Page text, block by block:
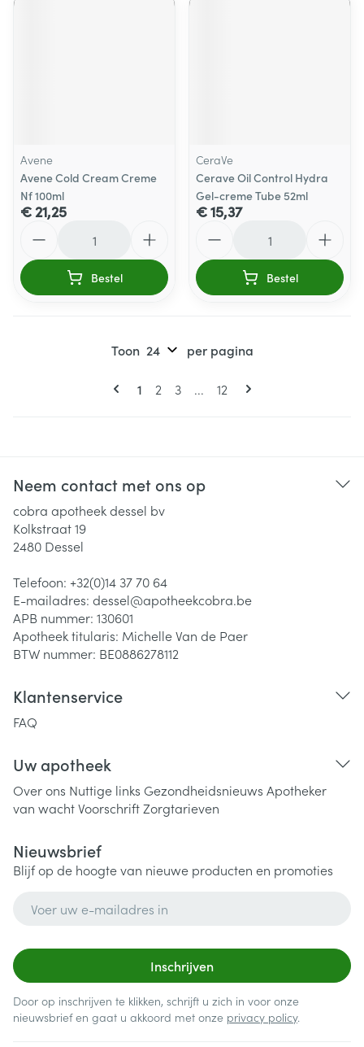
Avene
Avene Cold Cream Creme
Nf 100ml
€ 21,25
Bestel
CeraVe
Cerave Oil Control Hydra
Gel-creme Tube 52ml
€ 15,37
Bestel
Pagina's
U lees momenteel pagina
1 Pagina
2 Pagina
3 ... Pagina
12
Toon per pagina
Neem contact met ons op
cobra apotheek dessel bv
Kolkstraat 19
2480 Dessel
Telefoon: +32(0)14 37 70 64
E-mailadres: dessel@apotheekcobra.be
APB nummer: 130601
Apotheek titularis: Michelle Van de Paer
BTW nummer: BE0886278112
Klantenservice
FAQ
Uw apotheek
Over ons Nuttige links Gezondheidsnieuws Apotheker
van wachtVoorschriftZorgtarieven
Nieuwsbrief
Blijf op de hoogte van nieuwe producten en promoties
Inschrijven
Door op inschrijven te klikken, schrijft u zich in voor onze
nieuwsbrief en gaat u akkoord met onze privacy policy.